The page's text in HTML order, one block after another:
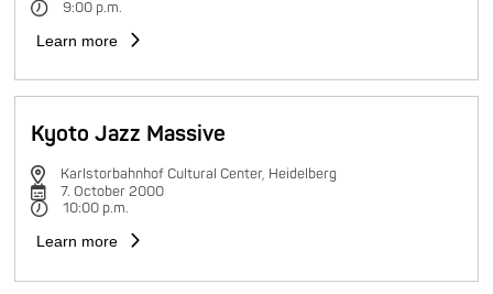
9:00 p.m.
Learn more
Kyoto Jazz Massive
Karlstorbahnhof Cultural Center, Heidelberg
7. October 2000
10:00 p.m.
Learn more